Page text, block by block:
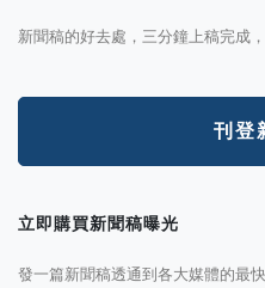
新聞稿的好去處，三分鐘上稿完成
刊登
立即購買新聞稿曝光
發一篇新聞稿透通到各大媒體的最